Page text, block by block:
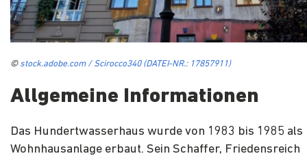
© stock.adobe.com / Scirocco340 (DATEI-NR.: 17857911)
Allgemeine Informationen
Das Hundertwasserhaus wurde von 1983 bis 1985 als
Wohnhausanlage erbaut. Sein Schaffer, Friedensreich